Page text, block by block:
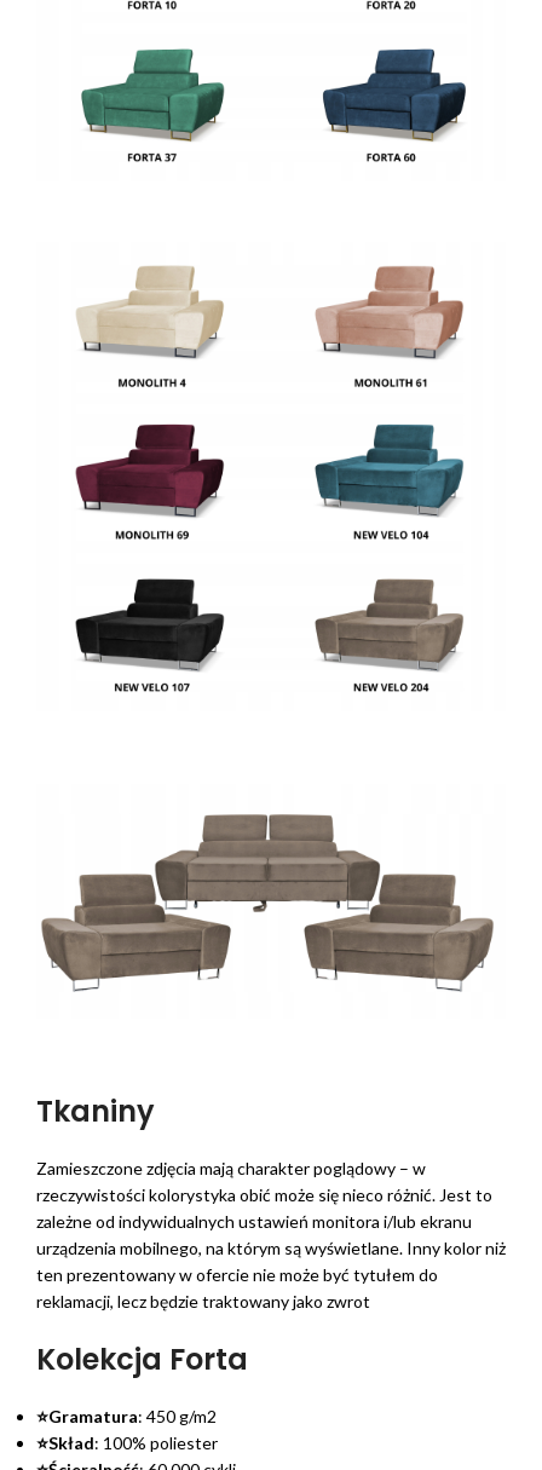
Tkaniny
Zamieszczone zdjęcia mają charakter poglądowy – w
rzeczywistości kolorystyka obić może się nieco różnić. Jest to
zależne od indywidualnych ustawień monitora i/lub ekranu
urządzenia mobilnego, na którym są wyświetlane. Inny kolor niż
ten prezentowany w ofercie nie może być tytułem do
reklamacji, lecz będzie traktowany jako zwrot
Kolekcja Forta
⭐Gramatura: 450 g/m2
⭐Skład: 100% poliester